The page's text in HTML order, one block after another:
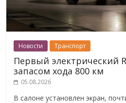
Новости Транспорт
Первый электрический
запасом хода 800 км
05.08.2026
В салоне установлен экран,